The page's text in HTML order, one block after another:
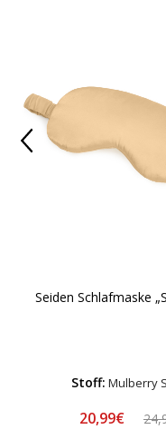
Seiden Schlafmaske
Stoff: Mulberry
20,99€